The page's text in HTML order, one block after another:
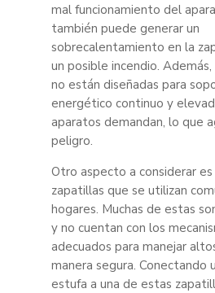
mal funcionamiento del
también puede generar un
sobrecalentamiento en la
un posible incendio.
no están diseñadas para
energético continuo y
aparatos demandan, lo que
peligro.
Otro aspecto a considerar
zapatillas que se utilizan
hogares. Muchas de estas
y no cuentan con los
adecuados para manejar
manera segura. Conectando
estufa a una de estas